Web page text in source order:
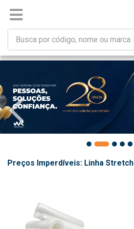
Preços Imperdíveis: Linha Stretch